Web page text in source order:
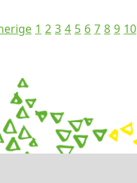
1 2 3 4 5 6 7 8 9 10